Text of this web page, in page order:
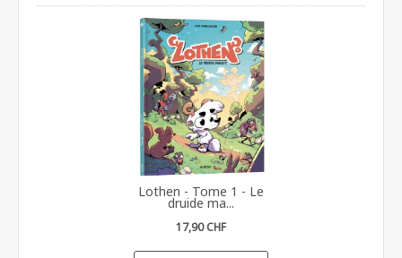
Lothen - Tome 1 - Le
druide ma...
17,90 CHF